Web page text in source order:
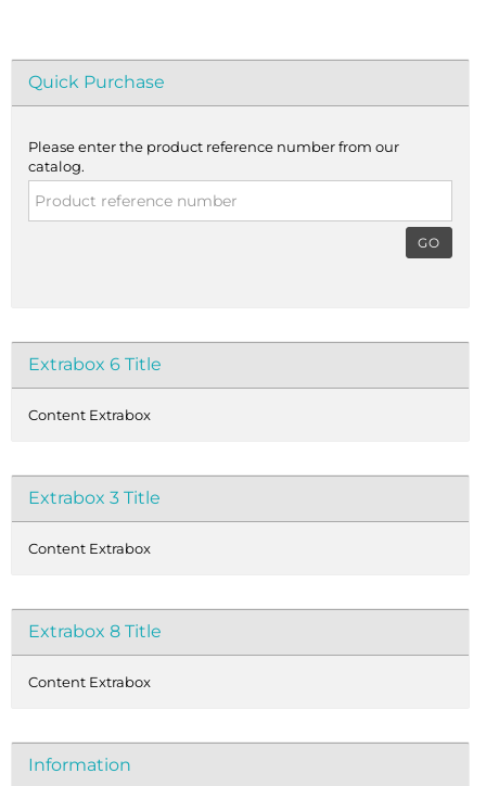
Quick Purchase
Please enter the product reference number from our
catalog.
GO
Extrabox 6 Title
Content Extrabox
Extrabox 3 Title
Content Extrabox
Extrabox 8 Title
Content Extrabox
Information